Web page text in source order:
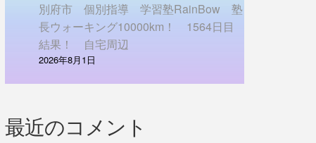
別府市 個別指導 学習塾RainBow 塾
長ウォーキング10000km！ 1564日目
結果！ 自宅周辺
2026年8月1日
最近のコメント